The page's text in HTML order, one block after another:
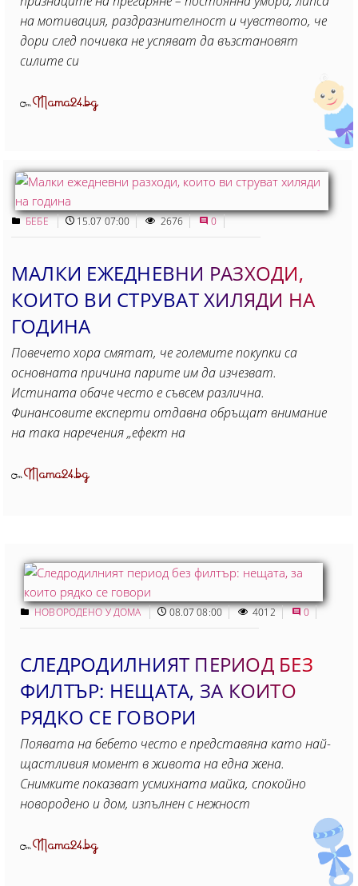
на мотивация, раздразнителност и чувството, че
дори след почивка не успяват да възстановят
силите си
ОтMama24.bg
БЕБЕ 15.07 07:00 2676 0
МАЛКИ ЕЖЕДНЕВНИ РАЗХОДИ,
КОИТО ВИ СТРУВАТ ХИЛЯДИ НА
ГОДИНА
Повечето хора смятат, че големите покупки са
основната причина парите им да изчезват.
Истината обаче често е съвсем различна.
Финансовите експерти отдавна обръщат внимание
на така наречения „ефект на
ОтMama24.bg
НОВОРОДЕНО У ДОМА 08.07 08:00 4012 0
СЛЕДРОДИЛНИЯТ ПЕРИОД БЕЗ
ФИЛТЪР: НЕЩАТА, ЗА КОИТО
РЯДКО СЕ ГОВОРИ
Появата на бебето често е представяна като най-
щастливия момент в живота на една жена.
Снимките показват усмихната майка, спокойно
новородено и дом, изпълнен с нежност
ОтMama24.bg